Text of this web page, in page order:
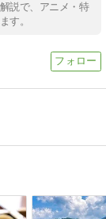
説で、アニメ・特
す。